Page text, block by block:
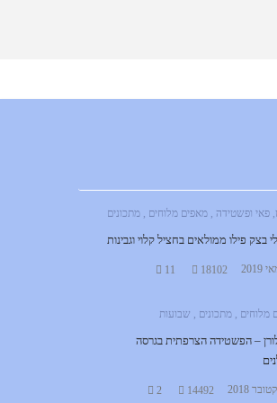
פאי ופשטידה , מאפים מלוחים , מתכונים
בצק פילו ממולאים בחציל קלוי וגבינות
18102
11
מלוחים , מתכונים , שבועות
– הפשטידה הצרפתית בגרסה
14492
2